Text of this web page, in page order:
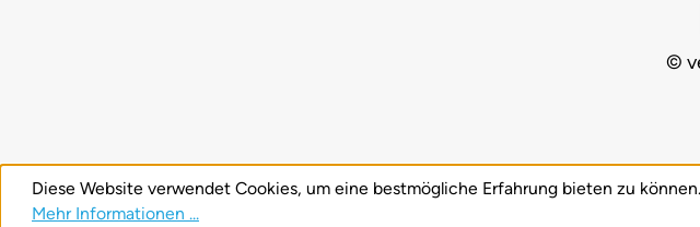
©
Diese Website verwendet Cookies, um eine bestmögliche Erfahrung bieten zu können.
Mehr Informationen ...